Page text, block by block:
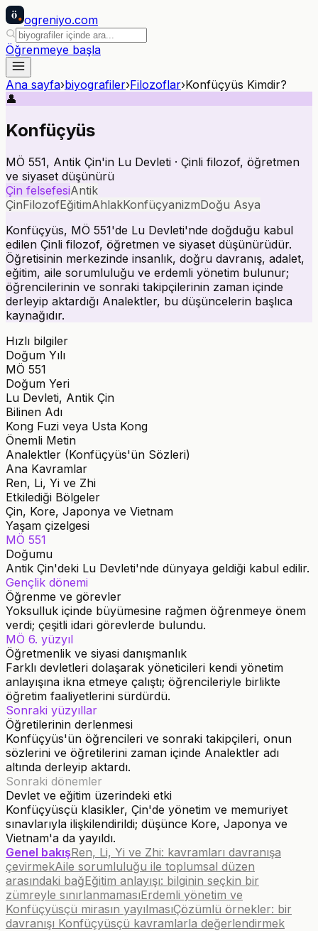
ö ogreniyo.com
Öğrenmeye başla
Ana sayfa›biyografiler›Filozoflar›Konfüçyüs Kimdir?
👤
Konfüçyüs
MÖ 551, Antik Çin'in Lu Devleti · Çinli filozof, öğretmen
ve siyaset düşünürü
Çin felsefesiAntik
ÇinFilozofEğitimAhlakKonfüçyanizmDoğu Asya
Konfüçyüs, MÖ 551'de Lu Devleti'nde doğduğu kabul
edilen Çinli filozof, öğretmen ve siyaset düşünürüdür.
Öğretisinin merkezinde insanlık, doğru davranış, adalet,
eğitim, aile sorumluluğu ve erdemli yönetim bulunur;
öğrencilerinin ve sonraki takipçilerinin zaman içinde
derleyip aktardığı Analektler, bu düşüncelerin başlıca
kaynağıdır.
Hızlı bilgiler
Doğum Yılı
MÖ 551
Doğum Yeri
Lu Devleti, Antik Çin
Bilinen Adı
Kong Fuzi veya Usta Kong
Önemli Metin
Analektler (Konfüçyüs'ün Sözleri)
Ana Kavramlar
Ren, Li, Yi ve Zhi
Etkilediği Bölgeler
Çin, Kore, Japonya ve Vietnam
Yaşam çizelgesi
MÖ 551
Doğumu
Antik Çin'deki Lu Devleti'nde dünyaya geldiği kabul edilir.
Gençlik dönemi
Öğrenme ve görevler
Yoksulluk içinde büyümesine rağmen öğrenmeye önem
verdi; çeşitli idari görevlerde bulundu.
MÖ 6. yüzyıl
Öğretmenlik ve siyasi danışmanlık
Farklı devletleri dolaşarak yöneticileri kendi yönetim
anlayışına ikna etmeye çalıştı; öğrencileriyle birlikte
öğretim faaliyetlerini sürdürdü.
Sonraki yüzyıllar
Öğretilerinin derlenmesi
Konfüçyüs'ün öğrencileri ve sonraki takipçileri, onun
sözlerini ve öğretilerini zaman içinde Analektler adı
altında derleyip aktardı.
Sonraki dönemler
Devlet ve eğitim üzerindeki etki
Konfüçyüsçü klasikler, Çin'de yönetim ve memuriyet
sınavlarıyla ilişkilendirildi; düşünce Kore, Japonya ve
Vietnam'a da yayıldı.
Genel bakışRen, Li, Yi ve Zhi: kavramları davranışa
çevirmekAile sorumluluğu ile toplumsal düzen
arasındaki bağEğitim anlayışı: bilginin seçkin bir
zümreyle sınırlanmamasıErdemli yönetim ve
Konfüçyüsçü mirasın yayılmasıÇözümlü örnekler: bir
davranışı Konfüçyüsçü kavramlarla değerlendirmek